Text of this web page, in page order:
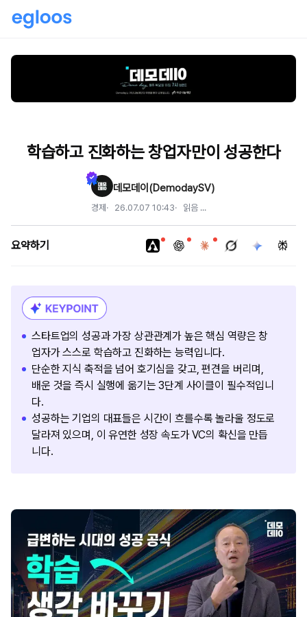
학습하고 진화하는 창업자만이 성공한다
데모데이(DemodaySV)
경제 26.07.07 10:43 읽음 ...
요약하기
스타트업의 성공과 가장 상관관계가 높은 핵심 역량은 창
업자가 스스로 학습하고 진화하는 능력입니다.
단순한 지식 축적을 넘어 호기심을 갖고, 편견을 버리며,
배운 것을 즉시 실행에 옮기는 3단계 사이클이 필수적입니
다.
성공하는 기업의 대표들은 시간이 흐를수록 놀라울 정도로
달라져 있으며, 이 유연한 성장 속도가 VC의 확신을 만듭
니다.